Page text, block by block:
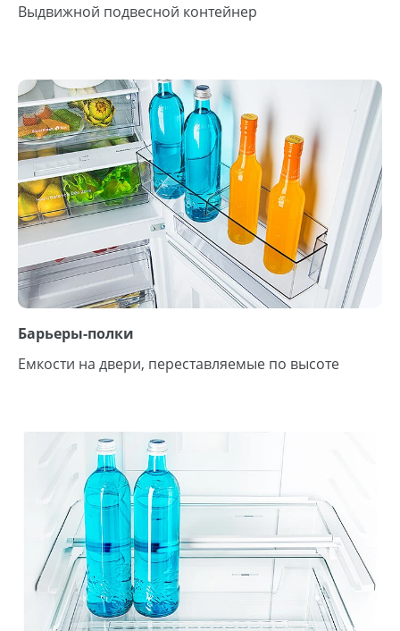
Выдвижной подвесной контейнер
Барьеры-полки
Емкости на двери, переставляемые по высоте